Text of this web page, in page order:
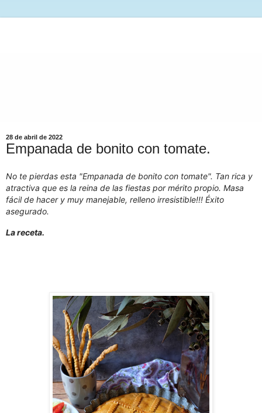
28 de abril de 2022
Empanada de bonito con tomate.
No te pierdas esta "Empanada de bonito con tomate". Tan rica y
atractiva que es la reina de las fiestas por mérito propio. Masa
fácil de hacer y muy manejable, relleno irresistible!!! Éxito
asegurado.
La receta.